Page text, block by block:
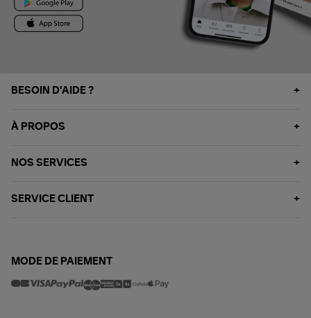
BESOIN D'AIDE ?
À PROPOS
NOS SERVICES
SERVICE CLIENT
MODE DE PAIEMENT